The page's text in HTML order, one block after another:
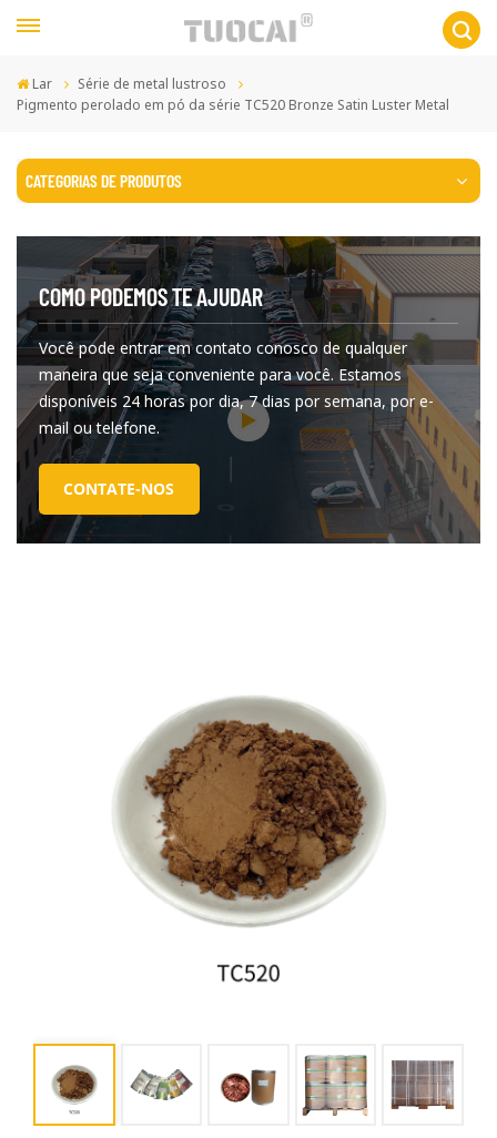
Lar
Série de metal lustroso
Pigmento perolado em pó da série TC520 Bronze Satin Luster Metal
CATEGORIAS DE PRODUTOS
COMO PODEMOS TE AJUDAR
Você pode entrar em contato conosco de qualquer
maneira que seja conveniente para você. Estamos
disponíveis 24 horas por dia, 7 dias por semana, por e-
mail ou telefone.
CONTATE-NOS